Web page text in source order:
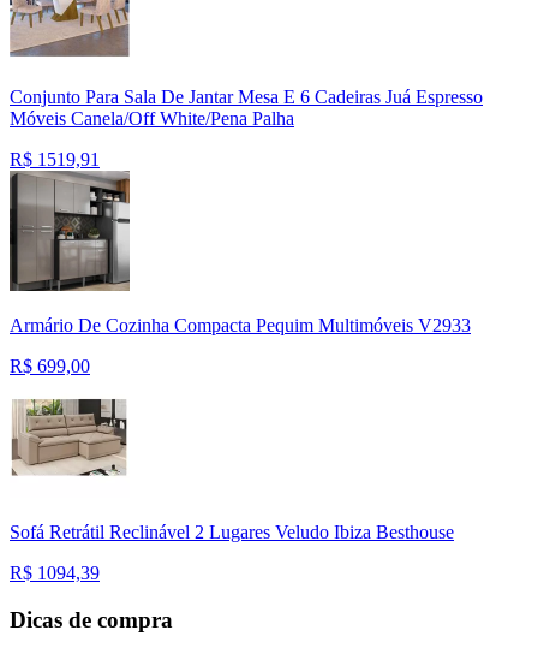
Conjunto Para Sala De Jantar Mesa E 6 Cadeiras Juá Espresso
Móveis Canela/Off White/Pena Palha
R$ 1519,91
Armário De Cozinha Compacta Pequim Multimóveis V2933
R$ 699,00
Sofá Retrátil Reclinável 2 Lugares Veludo Ibiza Besthouse
R$ 1094,39
Dicas de compra